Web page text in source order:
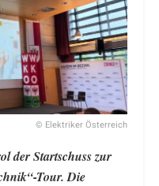
© Elektriker Österreich
der Startschuss zur
Tour. Die